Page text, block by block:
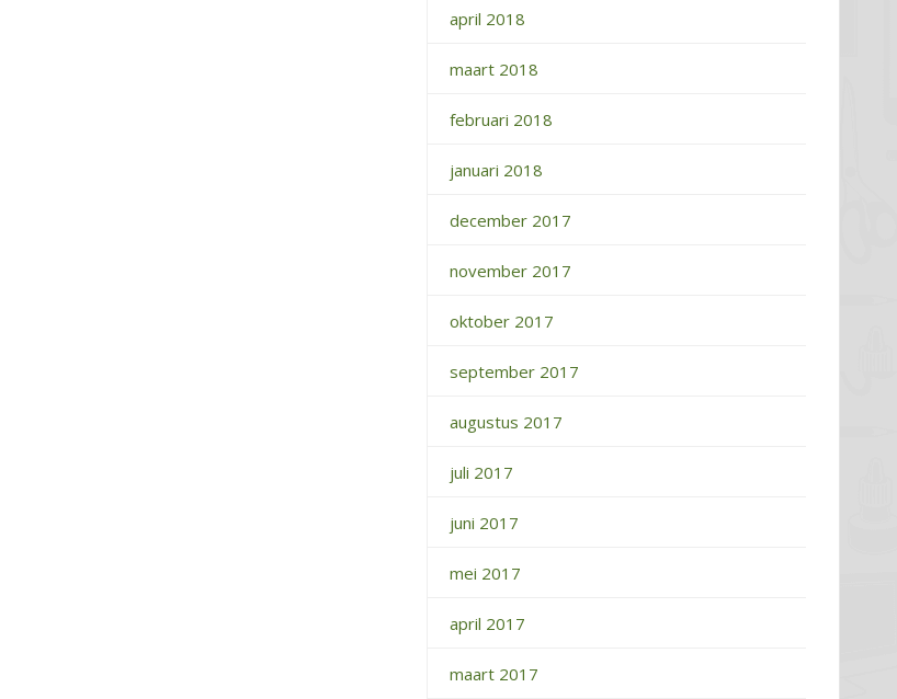
april 2018
maart 2018
februari 2018
januari 2018
december 2017
november 2017
oktober 2017
september 2017
augustus 2017
juli 2017
juni 2017
mei 2017
april 2017
maart 2017